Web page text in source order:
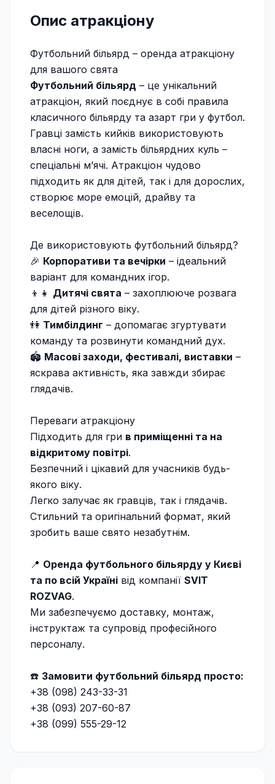
Опис атракціону
Футбольний більярд – оренда атракціону
для вашого свята
Футбольний більярд – це унікальний
атракціон, який поєднує в собі правила
класичного більярду та азарт гри у футбол.
Гравці замість кийків використовують
власні ноги, а замість більярдних куль –
спеціальні м’ячі. Атракціон чудово
підходить як для дітей, так і для дорослих,
створює море емоцій, драйву та
веселощів.
Де використовують футбольний більярд?
🎉 Корпоративи та вечірки – ідеальний
варіант для командних ігор.
👦👧 Дитячі свята – захоплююче розвага
для дітей різного віку.
👫 Тимбілдинг – допомагає згуртувати
команду та розвинути командний дух.
🏟 Масові заходи, фестивалі, виставки –
яскрава активність, яка завжди збирає
глядачів.
Переваги атракціону
Підходить для гри в приміщенні та на
відкритому повітрі.
Безпечний і цікавий для учасників будь-
якого віку.
Легко залучає як гравців, так і глядачів.
Стильний та оригінальний формат, який
зробить ваше свято незабутнім.
📍 Оренда футбольного більярду у Києві
та по всій Україні від компанії SVIT
ROZVAG.
Ми забезпечуємо доставку, монтаж,
інструктаж та супровід професійного
персоналу.
☎️ Замовити футбольний більярд просто:
+38 (098) 243-33-31
+38 (093) 207-60-87
+38 (099) 555-29-12